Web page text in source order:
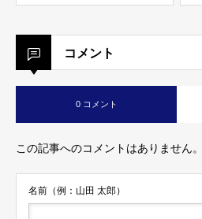
コメント
0 コメント
この記事へのコメントはありません。
名前（例：山田 太郎）